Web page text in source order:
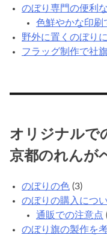
のぼり専門の便利
色鮮やかな印刷
野外に置くのぼり
フラッグ制作で社
オリジナルで
京都のれんが
のぼりの色 (3)
のぼりの購入につ
通販での注意点
のぼり旗の製作を